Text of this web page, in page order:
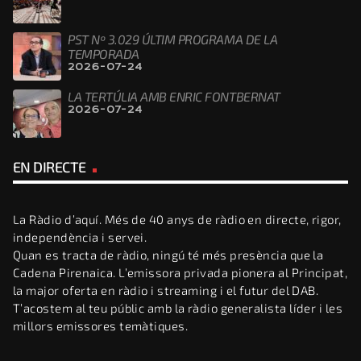
PST Nº 3.029 ÚLTIM PROGRAMA DE LA
TEMPORADA
2026-07-24
LA TERTÚLIA AMB ENRIC FONTBERNAT
2026-07-24
EN DIRECTE
La Ràdio d’aquí. Més de 40 anys de ràdio en directe, rigor,
independència i servei.
Quan es tracta de ràdio, ningú té més presència que la
Cadena Pirenaica. L’emissora privada pionera al Principat,
la major oferta en ràdio i streaming i el futur del DAB.
T’acostem al teu públic amb la ràdio generalista líder i les
millors emissores temàtiques.